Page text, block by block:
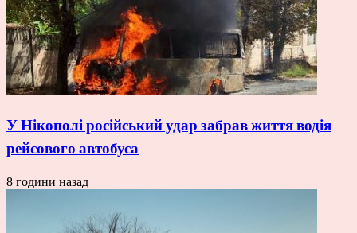
У Нікополі російський удар забрав життя водія
рейсового автобуса
8 години назад